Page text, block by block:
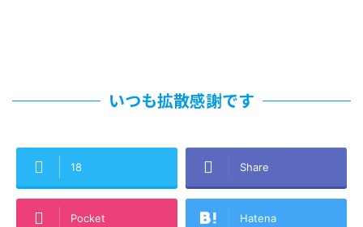
いつも拡散感謝です
18 Share
Pocket Hatena